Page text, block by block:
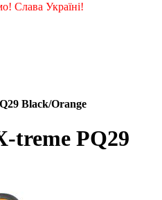
Слава Україні!
Black/Orange
treme PQ29